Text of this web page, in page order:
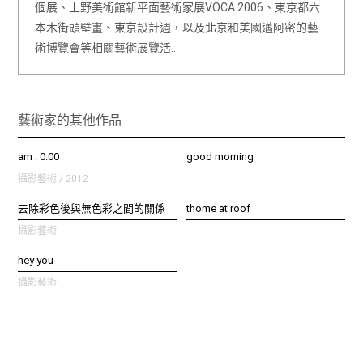
個展、上野美術館新平面藝術家展VOCA 2006、東京都六
本木街頭壁畫、東京設計週，以及北京和美國邁阿密的藝
術博覽會等相關藝術展覽活…
藝術家的其他作品
am : 0:00
攝影藝術 / 2012
good morning
去除彩色後與無色彩之間的關係
攝影藝術
thome at roof
hey you
攝影藝術